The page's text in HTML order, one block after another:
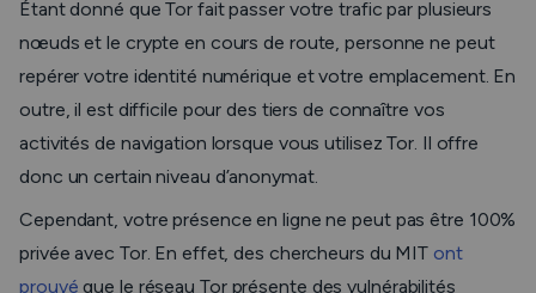
Étant donné que Tor fait passer votre trafic par plusieurs
nœuds et le crypte en cours de route, personne ne peut
repérer votre identité numérique et votre emplacement. En
outre, il est difficile pour des tiers de connaître vos
activités de navigation lorsque vous utilisez Tor. Il offre
donc un certain niveau d’anonymat.
Cependant, votre présence en ligne ne peut pas être 100%
privée avec Tor. En effet, des chercheurs du MIT ont
prouvé que le réseau Tor présente des vulnérabilités